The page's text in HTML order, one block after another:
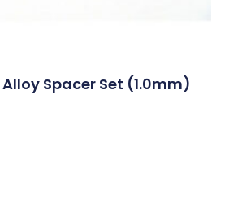
Spacer Set (1.0mm)